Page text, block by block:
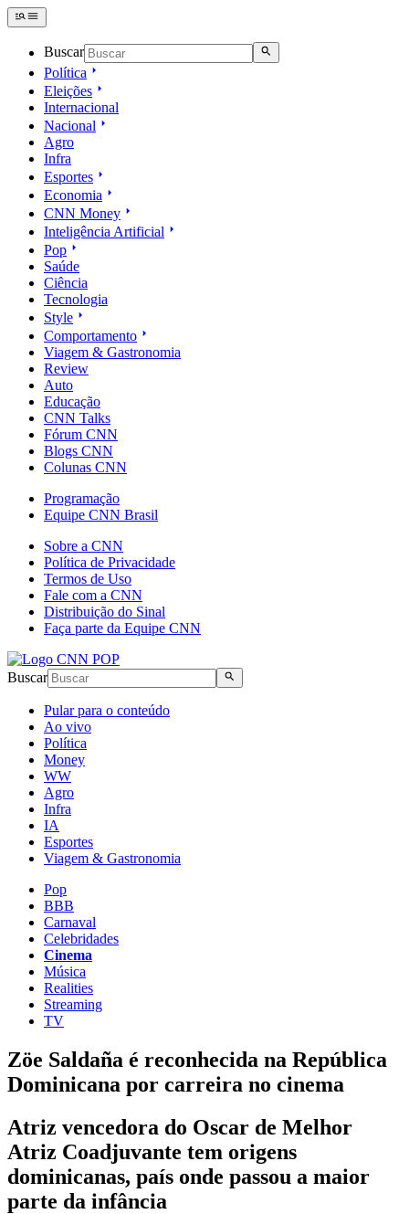
Buscar
Política
Eleições
Internacional
Nacional
Agro
Infra
Esportes
Economia
CNN Money
Inteligência Artificial
Pop
Saúde
Ciência
Tecnologia
Style
Comportamento
Viagem & Gastronomia
Review
Auto
Educação
CNN Talks
Fórum CNN
Blogs CNN
Colunas CNN
Programação
Equipe CNN Brasil
Sobre a CNN
Política de Privacidade
Termos de Uso
Fale com a CNN
Distribuição do Sinal
Faça parte da Equipe CNN
Buscar
Pular para o conteúdo
Ao vivo
Política
Money
WW
Agro
Infra
IA
Esportes
Viagem & Gastronomia
Pop
BBB
Carnaval
Celebridades
Cinema
Música
Realities
Streaming
TV
Zöe Saldaña é reconhecida na República
Dominicana por carreira no cinema
Atriz vencedora do Oscar de Melhor
Atriz Coadjuvante tem origens
dominicanas, país onde passou a maior
parte da infância